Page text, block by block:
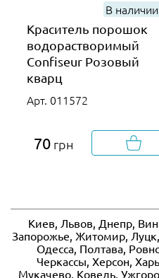
В наличии
Краситель порошок
водорастворимый
Confiseur Розовый
кварц
Арт. 011572
70 грн
Киев, Львов, Днепр,
Запорожье, Житомир,
Одесса, Полтава,
Черкассы, Херсон,
Мукачево, Ковель,